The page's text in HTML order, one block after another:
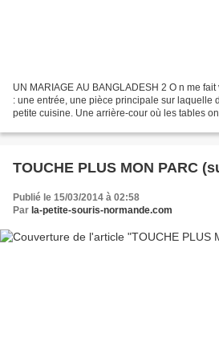
UN MARIAGE AU BANGLADESH 2 O n me
: une entrée, une pièce principale sur laquelle
petite cuisine. Une arrière-cour où les tables
TOUCHE PLUS MON PARC
Publié le 15/03/2014 à 02:58
Par la-petite-souris-normande.com